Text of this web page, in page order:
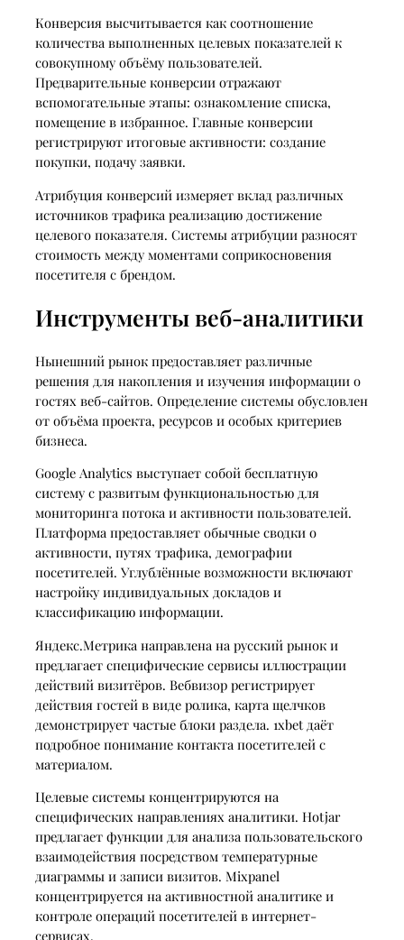
Конверсия высчитывается как соотношение
количества выполненных целевых показателей к
совокупному объёму пользователей.
Предварительные конверсии отражают
вспомогательные этапы: ознакомление списка,
помещение в избранное. Главные конверсии
регистрируют итоговые активности: создание
покупки, подачу заявки.
Атрибуция конверсий измеряет вклад различных
источников трафика реализацию достижение
целевого показателя. Системы атрибуции разносят
стоимость между моментами соприкосновения
посетителя с брендом.
Инструменты веб-аналитики
Нынешний рынок предоставляет различные
решения для накопления и изучения информации о
гостях веб-сайтов. Определение системы обусловлен
от объёма проекта, ресурсов и особых критериев
бизнеса.
Google Analytics выступает собой бесплатную
систему с развитым функциональностью для
мониторинга потока и активности пользователей.
Платформа предоставляет обычные сводки о
активности, путях трафика, демографии
посетителей. Углублённые возможности включают
настройку индивидуальных докладов и
классификацию информации.
Яндекс.Метрика направлена на русский рынок и
предлагает специфические сервисы иллюстрации
действий визитёров. Вебвизор регистрирует
действия гостей в виде ролика, карта щелчков
демонстрирует частые блоки раздела. 1xbet даёт
подробное понимание контакта посетителей с
материалом.
Целевые системы концентрируются на
специфических направлениях аналитики. Hotjar
предлагает функции для анализа пользовательского
взаимодействия посредством температурные
диаграммы и записи визитов. Mixpanel
концентрируется на активностной аналитике и
контроле операций посетителей в интернет-
сервисах.